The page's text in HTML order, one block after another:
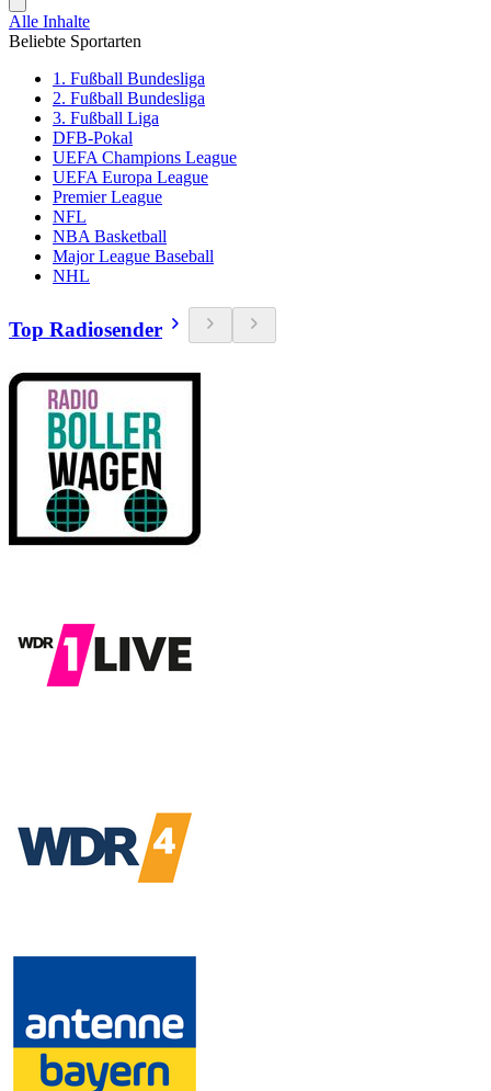
Alle Inhalte
Beliebte Sportarten
1. Fußball Bundesliga
2. Fußball Bundesliga
3. Fußball Liga
DFB-Pokal
UEFA Champions League
UEFA Europa League
Premier League
NFL
NBA Basketball
Major League Baseball
NHL
Top Radiosender